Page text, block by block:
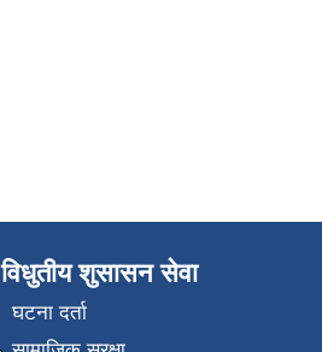
विधुतीय शुसासन सेवा
घटना दर्ता